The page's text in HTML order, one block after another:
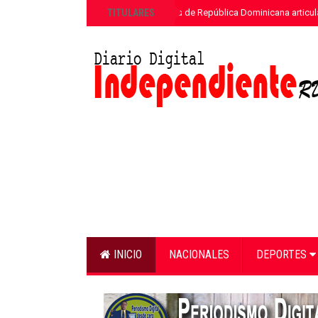
TITULARES
»ETED y la Armada de República Dominicana
INICIO NACIONALES DEPORTES